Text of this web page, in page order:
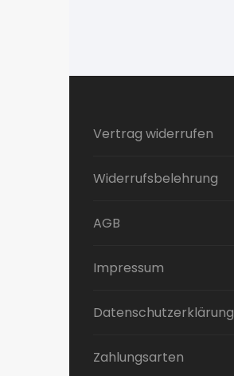
Vertrag widerrufen
Widerrufsbelehrung
AGB
Impressum
Datenschutzerklärung
Zahlungsarten